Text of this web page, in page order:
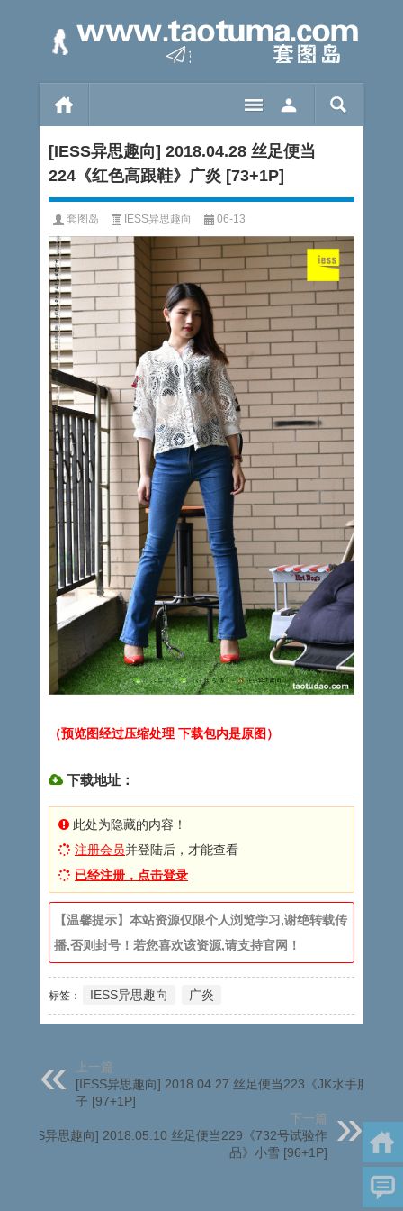
[IESS异思趣向] 2018.04.28 丝足便当
224《红色高跟鞋》广炎 [73+1P]
套图岛 IESS异思趣向 06-13
（预览图经过压缩处理 下载包内是原图）
下载地址：
此处为隐藏的内容！
注册会员并登陆后，才能查看
已经注册，点击登录
【温馨提示】本站资源仅限个人浏览学习,谢绝转载传
播,否则封号！若您喜欢该资源,请支持官网！
标签： IESS异思趣向 广炎
上一篇
[IESS异思趣向] 2018.04.27 丝足便当223《JK水手服》幸
子 [97+1P]
下一篇
[IESS异思趣向] 2018.05.10 丝足便当229《732号试验作
品》小雪 [96+1P]